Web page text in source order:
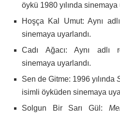
öykü 1980 yılında sinemaya
Hoşça Kal Umut: Aynı
sinemaya uyarlandı.
Cadı Ağacı: Aynı adlı
sinemaya uyarlandı.
Sen de Gitme: 1996 yılında
isimli öyküden sinemaya
Solgun Bir Sarı Gül: